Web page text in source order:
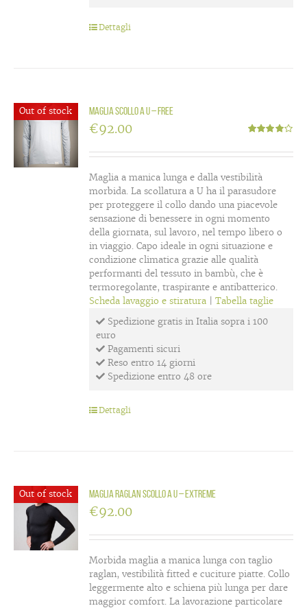
Dettagli
Out of stock Maglia scollo a U – Free
4.00su 5
€92.00
Maglia a manica lunga e dalla vestibilità
morbida. La scollatura a U ha il parasudore
per proteggere il collo dando una piacevole
sensazione di benessere in ogni momento
della giornata, sul lavoro, nel tempo libero o
in viaggio. Capo ideale in ogni situazione e
condizione climatica grazie alle qualità
performanti del tessuto in bambù, che è
termoregolante, traspirante e antibatterico.
Scheda lavaggio e stiratura |Tabella taglie
Spedizione gratis in Italia sopra i 100
euro
Pagamenti sicuri
Reso entro 14 giorni
Spedizione entro 48 ore
Dettagli
Out of stock Maglia raglan scollo a U – Extreme
€92.00
Morbida maglia a manica lunga con taglio
raglan, vestibilità fitted e cuciture piatte. Collo
leggermente alto e schiena più lunga per dare
maggior comfort. La lavorazione particolare